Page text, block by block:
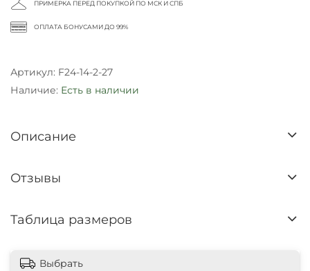
ПРИМЕРКА ПЕРЕД ПОКУПКОЙ ПО МСК И СПБ
ОПЛАТА БОНУСАМИ ДО 99%
Артикул: F24-14-2-27
Наличие: Есть в наличии
Описание
Отзывы
Таблица размеров
Выбрать